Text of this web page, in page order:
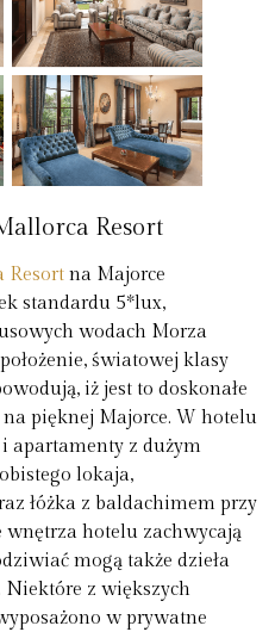
Resort
Resort na Majorce
standardu 5*lux,
wodach Morza
światowej klasy
iż jest to doskonałe
pięknej Majorce. W hotelu
apartamenty z dużym
lokaja,
łóżka z baldachimem przy
wnętrza hotelu zachwycają
mogą także dzieła
z większych
w prywatne